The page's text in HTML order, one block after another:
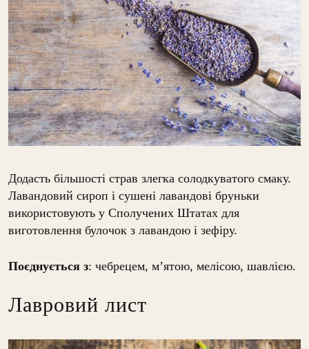
Додасть більшості страв злегка солодкуватого смаку.
Лавандовий сироп і сушені лавандові бруньки
використовують у Сполучених Штатах для
виготовлення булочок з лавандою і зефіру.
Поєднується з: чебрецем, м’ятою, мелісою, шавлією.
Лавровий лист